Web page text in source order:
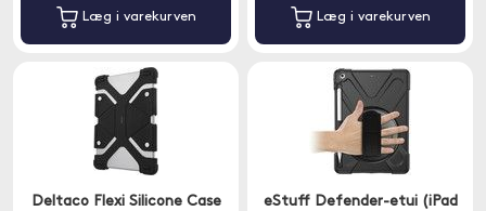
Læg i varekurven Læg i varekurven
Deltaco Flexi Silicone Case
eStuff Defender-etui (iPad